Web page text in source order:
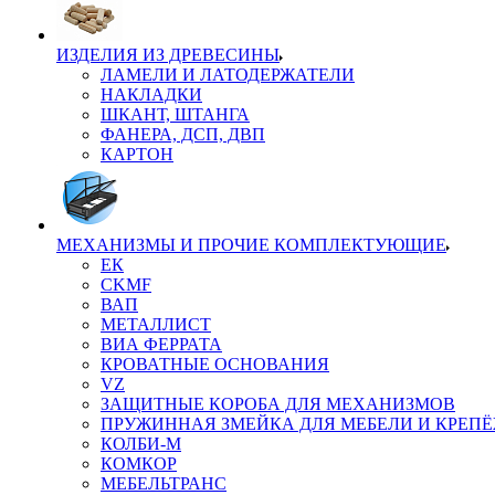
ИЗДЕЛИЯ ИЗ ДРЕВЕСИНЫ
ЛАМЕЛИ И ЛАТОДЕРЖАТЕЛИ
НАКЛАДКИ
ШКАНТ, ШТАНГА
ФАНЕРА, ДСП, ДВП
КАРТОН
МЕХАНИЗМЫ И ПРОЧИЕ КОМПЛЕКТУЮЩИЕ
ЕК
CKMF
ВАП
МЕТАЛЛИСТ
ВИА ФЕРРАТА
КРОВАТНЫЕ ОСНОВАНИЯ
VZ
ЗАЩИТНЫЕ КОРОБА ДЛЯ МЕХАНИЗМОВ
ПРУЖИННАЯ ЗМЕЙКА ДЛЯ МЕБЕЛИ И
КОЛБИ-М
КОМКОР
МЕБЕЛЬТРАНС